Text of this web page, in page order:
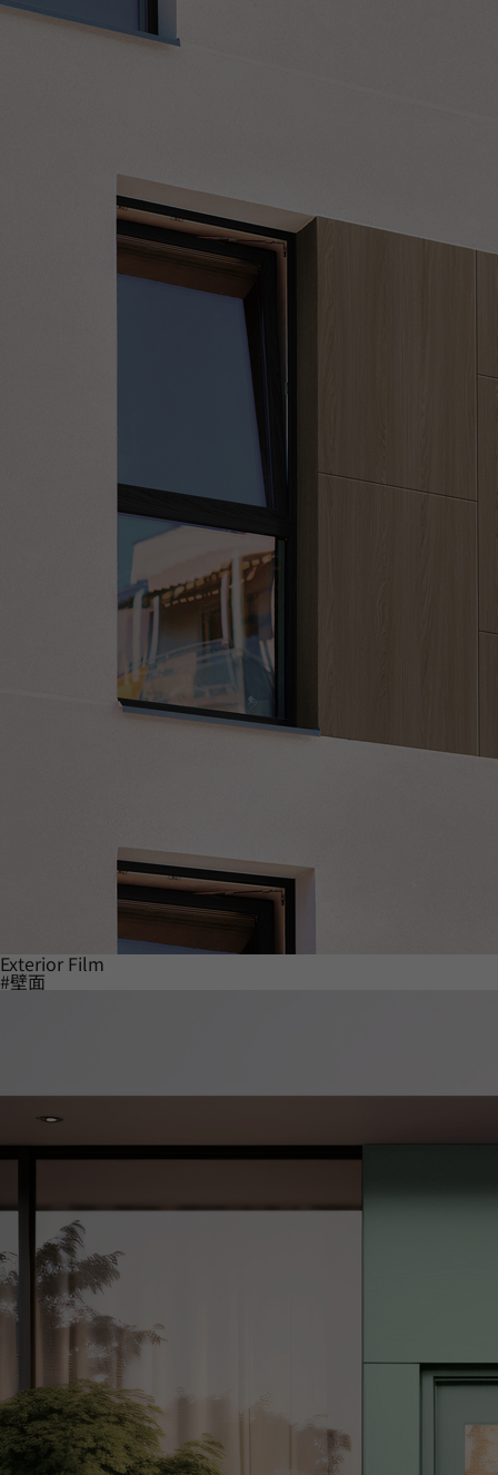
Exterior Film
#壁面